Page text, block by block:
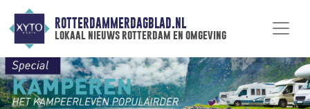
ROTTERDAMMERDAGBLAD.NL
lokaal nieuws rotterdam en omgeving